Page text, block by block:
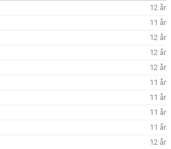
12 år
11 år
12 år
12 år
12 år
11 år
11 år
11 år
11 år
12 år